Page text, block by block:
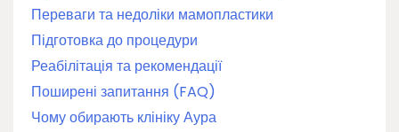
Переваги та недоліки мамопластики
Підготовка до процедури
Реабілітація та рекомендації
Поширені запитання (FAQ)
Чому обирають клініку Аура